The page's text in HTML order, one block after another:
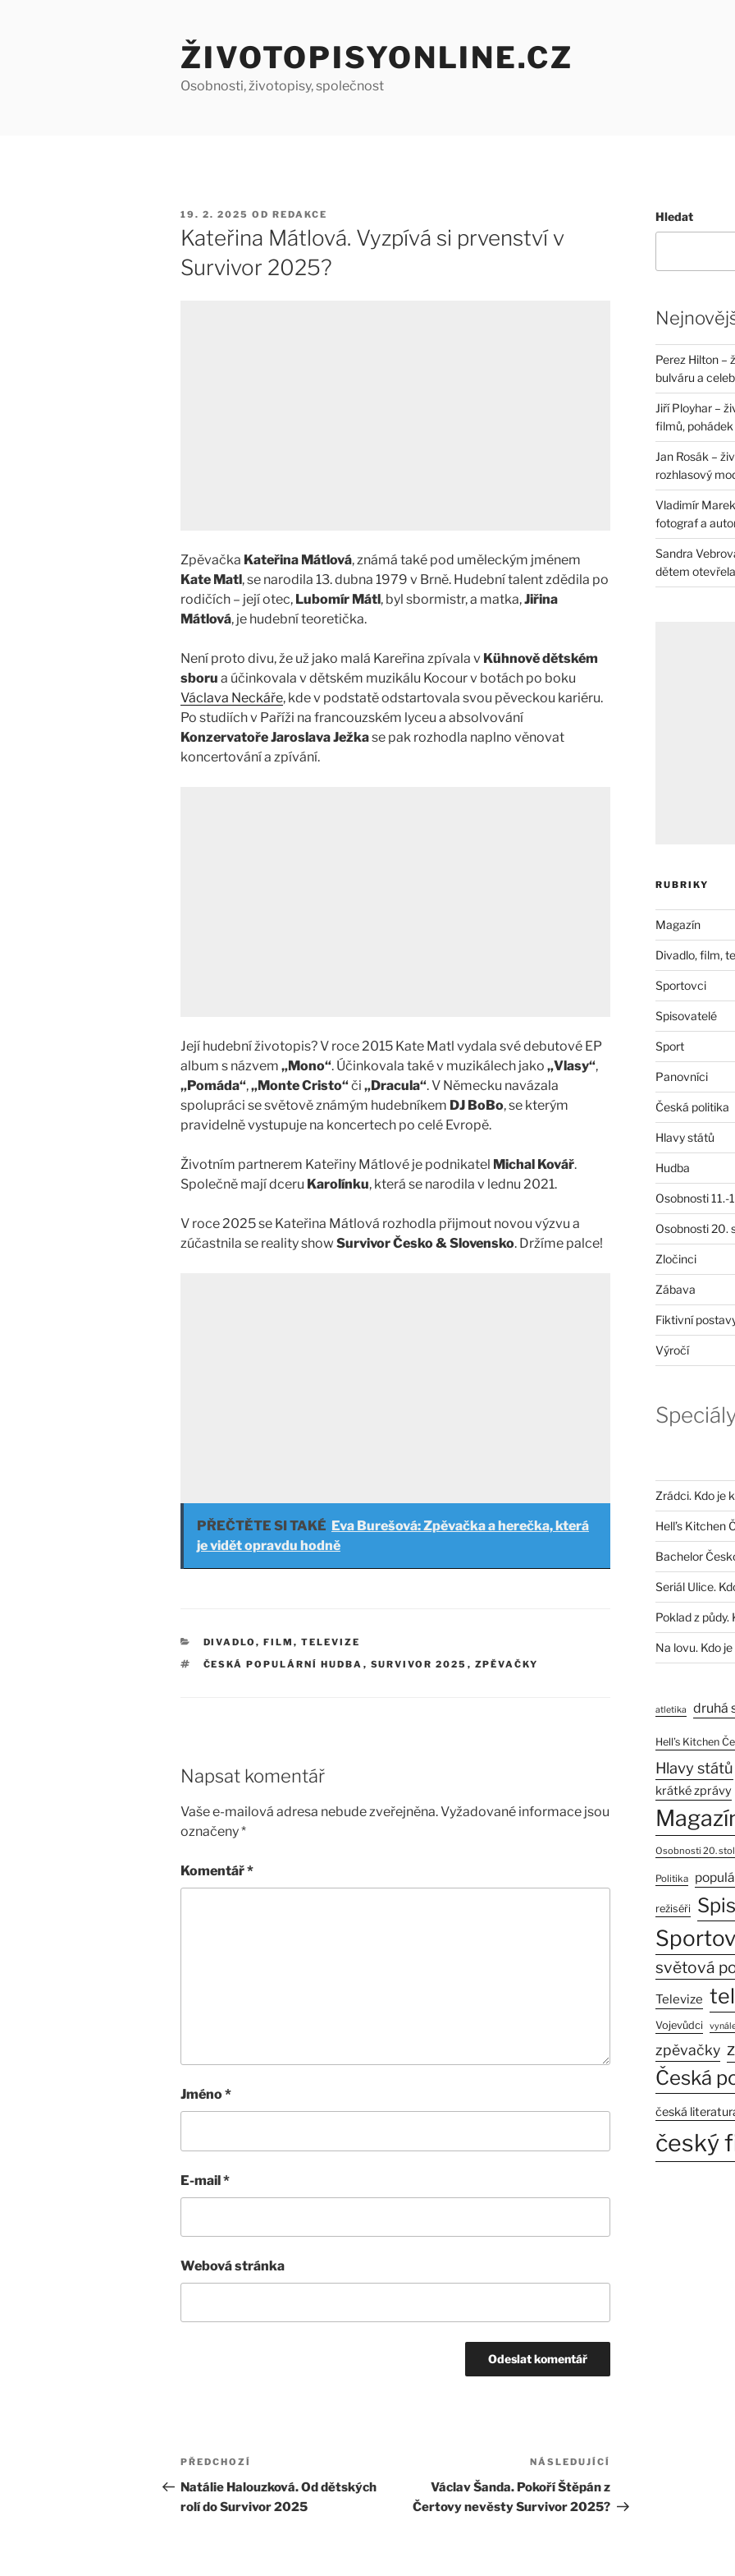
ŽIVOTOPISYONLINE.CZ
Osobnosti, životopisy, společnost
PUBLIKOVÁNO
19. 2. 2025 OD REDAKCE
Kateřina Mátlová. Vyzpívá si prvenství v
Survivor 2025?
Zpěvačka Kateřina Mátlová, známá také pod uměleckým jménem
Kate Matl, se narodila 13. dubna 1979 v Brně. Hudební talent zdědila po
rodičích – její otec, Lubomír Mátl, byl sbormistr, a matka,Jiřina
Mátlová, je hudební teoretička.
Není proto divu, že už jako malá Kareřina zpívala v Kühnově dětském
sboru a účinkovala v dětském muzikálu Kocour v botách po boku
Václava Neckáře, kde v podstatě odstartovala svou pěveckou kariéru.
Po studiích v Paříži na francouzském lyceu a absolvování
Konzervatoře Jaroslava Ježkase pak rozhodla naplno věnovat
koncertování a zpívání.
Její hudební životopis? V roce 2015 Kate Matl vydala své debutové EP
album s názvem „Mono“. Účinkovala také v muzikálech jako „Vlasy“,
„Pomáda“,„Monte Cristo“či „Dracula“. V Německu navázala
spolupráci se světově známým hudebníkem DJ BoBo, se kterým
pravidelně vystupuje na koncertech po celé Evropě.
Životním partnerem Kateřiny Mátlové je podnikatel Michal Kovář.
Společně mají dceru Karolínku, která se narodila v lednu 2021.
V roce 2025 se Kateřina Mátlová rozhodla přijmout novou výzvu a
zúčastnila se reality show Survivor Česko & Slovensko. Držíme palce!
PŘEČTĚTE SI TAKÉ Eva Burešová: Zpěvačka a herečka, která
je vidět opravdu hodně
RUBRIKY
DIVADLO, FILM, TELEVIZE
ŠTÍTKY
ČESKÁ POPULÁRNÍ HUDBA , SURVIVOR 2025 , ZPĚVAČKY
Napsat komentář
Vaše e-mailová adresa nebude zveřejněna.Vyžadované informace jsou
označeny*
Komentář*
Jméno*
E-mail*
Webová stránka
Navigace
pro
příspěvek
Předchozí
příspěvek
PŘEDCHOZÍ
Natálie Halouzková. Od dětských
rolí do Survivor 2025
příspěvek
NÁSLEDUJÍCÍ
Václav Šanda. Pokoří Štěpán z
Čertovy nevěsty Survivor 2025?
Hledat
Perez Hilton –
bulváru a
Jiří Ployhar –
filmů, pohádek
Jan Rosák –
rozhlasový
Vladimír
fotograf a
Sandra
dětem
RUBRIKY
Magazín
Divadlo, film,
Sportovci
Spisovatelé
Sport
Panovníci
Česká politika
Hlavy států
Hudba
Osobnosti 11.-
Osobnosti 20.
Zločinci
Zábava
Fiktivní
Výročí
Zrádci. Kdo je
Hell’s Kitchen
Bachelor
Seriál Ulice.
Poklad z půdy.
Na lovu. Kdo
atletika druhá
Hell’s Kitchen
Hlavy států
krátké zprávy
Osobnosti 20.
Politika
režiséři
světová
Televize
Vojevůdci
zpěvačky
Česká
česká
český